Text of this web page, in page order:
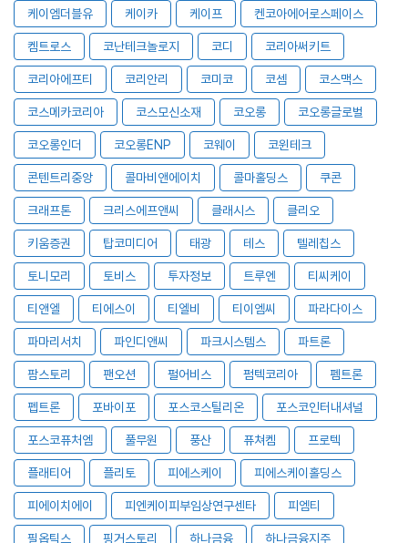
케이엠더블유 케이카 케이프 켄코아에어로스페이스
켐트로스 코난테크놀로지 코디 코리아써키트
코리아에프티 코리안리 코미코 코셈 코스맥스
코스메카코리아 코스모신소재 코오롱 코오롱글로벌
코오롱인더 코오롱ENP 코웨이 코윈테크
콘텐트리중앙 콜마비앤에이치 콜마홀딩스 쿠콘
크래프톤 크리스에프앤씨 클래시스 클리오
키움증권 탑코미디어 태광 테스 텔레칩스
토니모리 토비스 투자정보 트루엔 티씨케이
티앤엘 티에스이 티엘비 티이엠씨 파라다이스
파마리서치 파인디앤씨 파크시스템스 파트론
팜스토리 팬오션 펄어비스 펌텍코리아 펨트론
펩트론 포바이포 포스코스틸리온 포스코인터내셔널
포스코퓨처엠 풀무원 풍산 퓨쳐켐 프로텍
플래티어 플리토 피에스케이 피에스케이홀딩스
피에이치에이 피엔케이피부임상연구센타 피엠티
필옵틱스 핑거스토리 하나금융 하나금융지주